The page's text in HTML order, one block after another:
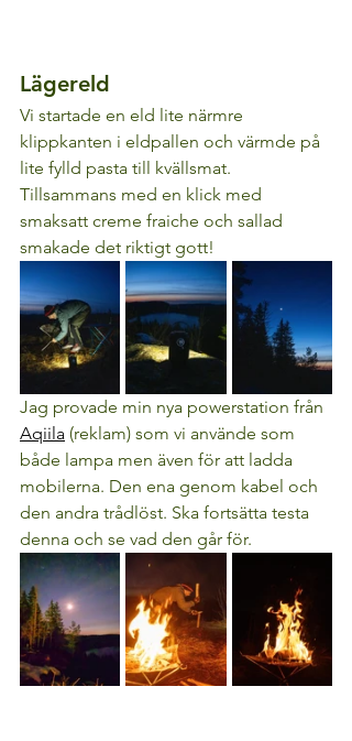
Lägereld
Vi startade en eld lite närmre
klippkanten i eldpallen och värmde på
lite fylld pasta till kvällsmat.
Tillsammans med en klick med
smaksatt creme fraiche och sallad
smakade det riktigt gott!
Jag provade min nya powerstation från
Aqiila (reklam) som vi använde som
både lampa men även för att ladda
mobilerna. Den ena genom kabel och
den andra trådlöst. Ska fortsätta testa
denna och se vad den går för.